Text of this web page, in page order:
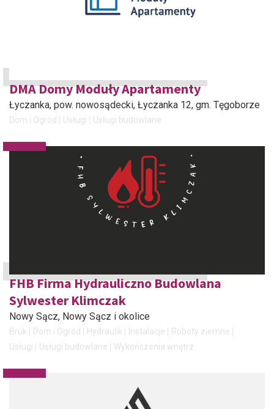
DMA Domy Moduły Apartamenty
Łyczanka, pow. nowosądecki, Łyczanka 12, gm. Tęgoborze
Dom i Ogród Usługi Usługi budowlane
FHB Firma Hydrauliczno Budowlana
Sylwester Klimczak
Nowy Sącz, Nowy Sącz i okolice
Bruk Dom i Ogród Hydraulik Instalacje
Roboty ziemne
Usługi
Usługi budowlane Wykończenia wnętrz